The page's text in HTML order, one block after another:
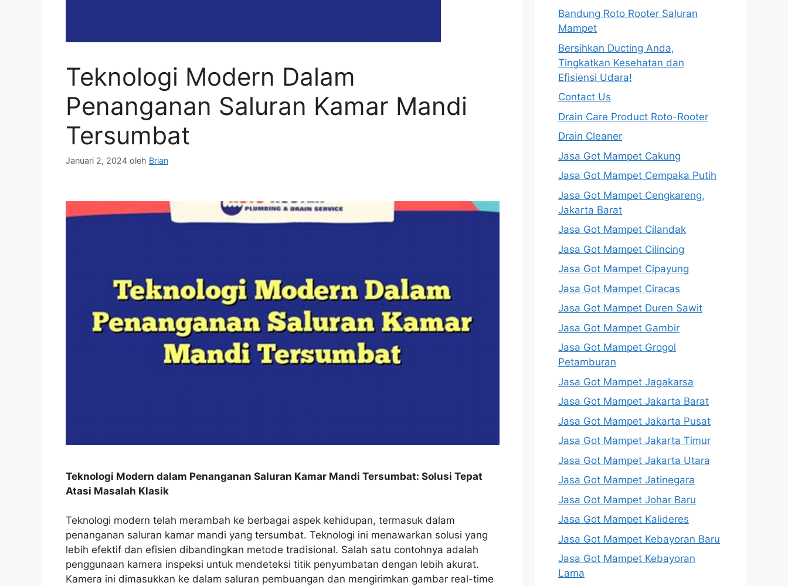
Teknologi Modern Dalam
Penanganan Saluran Kamar Mandi
Tersumbat
Januari 2, 2024 oleh Brian
Teknologi Modern dalam Penanganan Saluran Kamar Mandi Tersumbat: Solusi Tepat
Atasi Masalah Klasik
Teknologi modern telah merambah ke berbagai aspek kehidupan, termasuk dalam
penanganan saluran kamar mandi yang tersumbat. Teknologi ini menawarkan solusi yang
lebih efektif dan efisien dibandingkan metode tradisional. Salah satu contohnya adalah
penggunaan kamera inspeksi untuk mendeteksi titik penyumbatan dengan lebih akurat.
Kamera ini dimasukkan ke dalam saluran pembuangan dan mengirimkan gambar real-time
Bandung Roto Rooter Saluran
Mampet
Bersihkan Ducting Anda,
Tingkatkan Kesehatan dan
Efisiensi Udara!
Contact Us
Drain Care Product Roto-Rooter
Drain Cleaner
Jasa Got Mampet Cakung
Jasa Got Mampet Cempaka Putih
Jasa Got Mampet Cengkareng,
Jakarta Barat
Jasa Got Mampet Cilandak
Jasa Got Mampet Cilincing
Jasa Got Mampet Cipayung
Jasa Got Mampet Ciracas
Jasa Got Mampet Duren Sawit
Jasa Got Mampet Gambir
Jasa Got Mampet Grogol
Petamburan
Jasa Got Mampet Jagakarsa
Jasa Got Mampet Jakarta Barat
Jasa Got Mampet Jakarta Pusat
Jasa Got Mampet Jakarta Timur
Jasa Got Mampet Jakarta Utara
Jasa Got Mampet Jatinegara
Jasa Got Mampet Johar Baru
Jasa Got Mampet Kalideres
Jasa Got Mampet Kebayoran Baru
Jasa Got Mampet Kebayoran
Lama